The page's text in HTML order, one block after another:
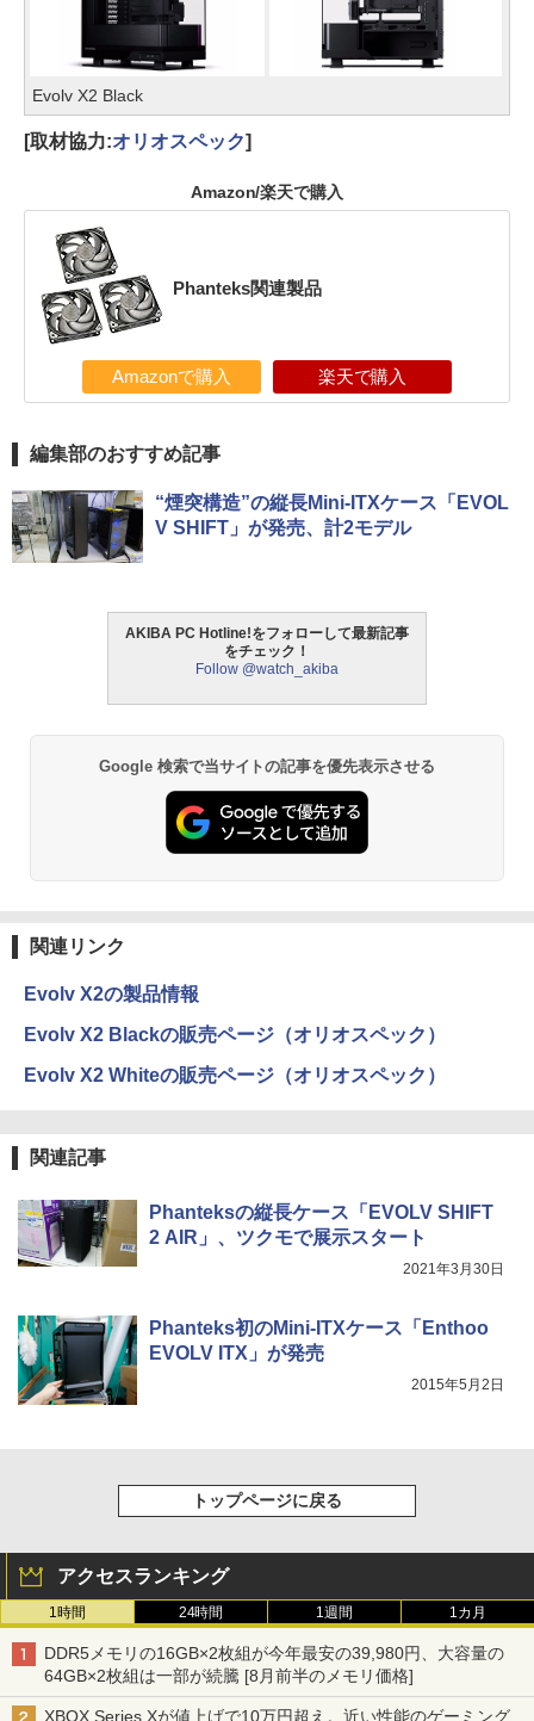
Evolv X2 Black
[取材協力:オリオスペック]
Amazon/楽天で購入
Phanteks関連製品
Amazonで購入 楽天で購入
編集部のおすすめ記事
“煙突構造”の縦長Mini-ITXケース「EVOL
V SHIFT」が発売、計2モデル
AKIBA PC Hotline!をフォローして最新記事
をチェック！
Follow @watch_akiba
Google 検索で当サイトの記事を優先表示させる
関連リンク
Evolv X2の製品情報
Evolv X2 Blackの販売ページ（オリオスペック）
Evolv X2 Whiteの販売ページ（オリオスペック）
関連記事
Phanteksの縦長ケース「EVOLV SHIFT
2 AIR」、ツクモで展示スタート
2021年3月30日
Phanteks初のMini-ITXケース「Enthoo
EVOLV ITX」が発売
2015年5月2日
トップページに戻る
アクセスランキング
1時間 24時間 1週間 1カ月
DDR5メモリの16GB×2枚組が今年最安の39,980円、大容量の
64GB×2枚組は一部が続騰 [8月前半のメモリ価格]
XBOX Series Xが値上げで10万円超え。近い性能のゲーミング